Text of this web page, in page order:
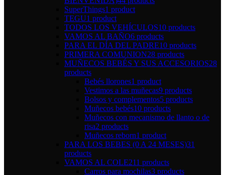
SuperThings1 product
TEGU1 product
TODOS LOS VEHÍCULOS10 products
VAMOS AL BAÑO6 products
PARA EL DÍA DEL PADRE10 products
PRIMERA COMUNION28 products
MUÑECOS BEBÉS Y SUS ACCESORIOS28
products
Bebés llorones1 product
Vestimos a las muñecas9 products
Bolsos y complementos5 products
Muñecos bebés10 products
Muñecos con mecanismo de llanto o de
risa2 products
Muñecos reborn1 product
PARA LOS BEBES (0 A 24 MESES)31
products
VAMOS AL COLE211 products
Carros para mochilas3 products